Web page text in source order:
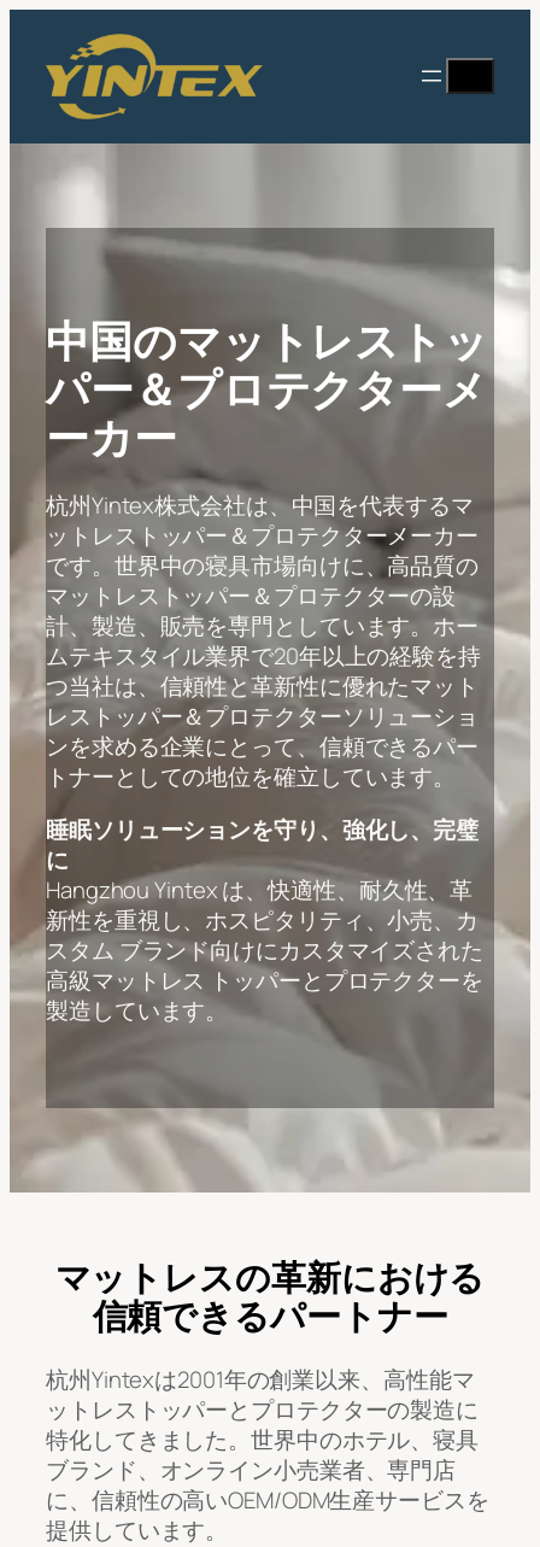
キ
索
中国のマットレストッ
パー＆プロテクターメ
ーカー
杭州Yintex株式会社は、中国を代表するマ
ットレストッパー＆プロテクターメーカー
です。世界中の寝具市場向けに、高品質の
マットレストッパー＆プロテクターの設
計、製造、販売を専門としています。ホー
ムテキスタイル業界で20年以上の経験を持
つ当社は、信頼性と革新性に優れたマット
レストッパー＆プロテクターソリューショ
ンを求める企業にとって、信頼できるパー
トナーとしての地位を確立しています。
睡眠ソリューションを守り、強化し、完璧
に
Hangzhou Yintex は、快適性、耐久性、革
新性を重視し、ホスピタリティ、小売、カ
スタム ブランド向けにカスタマイズされた
高級マットレス トッパーとプロテクターを
製造しています。
マットレスの革新における
信頼できるパートナー
杭州Yintexは2001年の創業以来、高性能マ
ットレストッパーとプロテクターの製造に
特化してきました。世界中のホテル、寝具
ブランド、オンライン小売業者、専門店
に、信頼性の高いOEM/ODM生産サービスを
提供しています。